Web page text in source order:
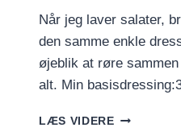
Når jeg laver salater,
den samme enkle
øjeblik at røre
alt. Min
LÆS VIDEREMIN